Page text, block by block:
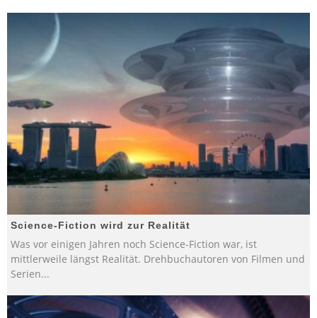
Science-Fiction wird zur Realität
Was vor einigen Jahren noch Science-Fiction war, ist
mittlerweile längst Realität. Drehbuchautoren von Filmen und
Serien...